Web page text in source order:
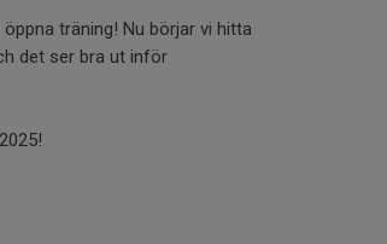
träning! Nu börjar vi hitta
det ser bra ut inför